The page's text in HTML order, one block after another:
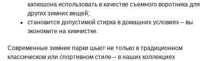
капюшона использовать в качестве съемного воротника для
других зимних вещей;
становится допустимой стирка в домашних условиях – вы
экономите на химчистке.
Современные зимние парки шьют не только в традиционном
классическом или спортивном стиле – в наших коллекциях